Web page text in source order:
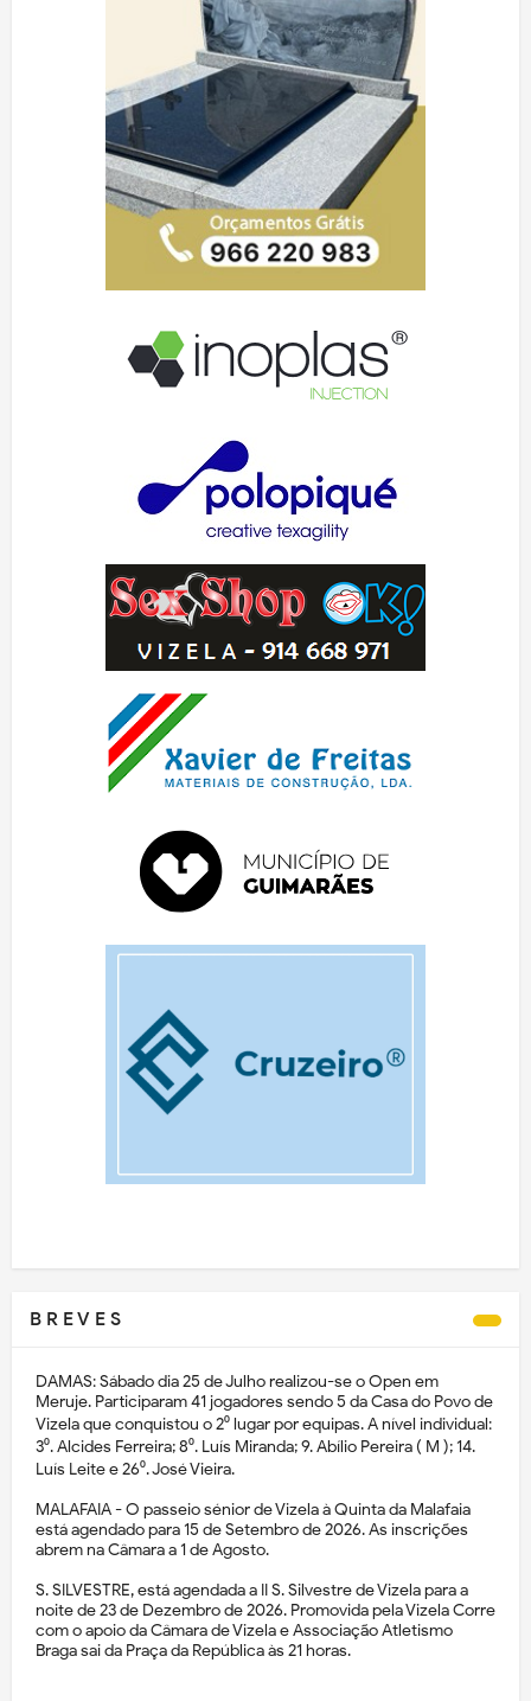
B R E V E S
DAMAS: Sábado dia 25 de Julho realizou-se o Open em
Meruje. Participaram 41 jogadores sendo 5 da Casa do Povo de
Vizela que conquistou o 2⁰ lugar por equipas. A nível individual:
3⁰. Alcides Ferreira; 8⁰. Luís Miranda; 9. Abílio Pereira ( M ); 14.
Luís Leite e 26⁰. José Vieira.
MALAFAIA - O passeio sénior de Vizela à Quinta da Malafaia
está agendado para 15 de Setembro de 2026. As inscrições
abrem na Câmara a 1 de Agosto.
S. SILVESTRE, está agendada a II S. Silvestre de Vizela para a
noite de 23 de Dezembro de 2026. Promovida pela Vizela Corre
com o apoio da Câmara de Vizela e Associação Atletismo
Braga sai da Praça da República às 21 horas.